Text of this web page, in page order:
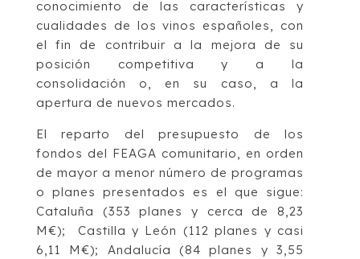
conocimiento de las características y
cualidades de los vinos españoles, con
el fin de contribuir a la mejora de su
posición competitiva y a la
consolidación o, en su caso, a la
apertura de nuevos mercados.
El reparto del presupuesto de los
fondos del FEAGA comunitario, en orden
de mayor a menor número de programas
o planes presentados es el que sigue:
Cataluña (353 planes y cerca de 8,23
M€); Castilla y León (112 planes y casi
6,11 M€); Andalucía (84 planes y 3,55